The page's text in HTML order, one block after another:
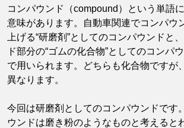
コンパウンド（compound）という単語
意味があります。自動車関連でコンパウ
上げる“研磨剤”としてのコンパウンドと
ド部分の“ゴムの化合物”としてのコンパ
で用いられます。どちらも化合物ですが
異なります。
今回は研磨剤としてのコンパウンドです
ウンドは磨き粉のようなものと考えると